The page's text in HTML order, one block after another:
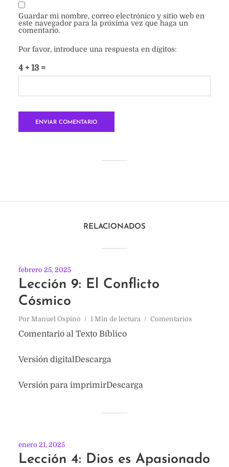
Guardar mi nombre, correo electrónico y sitio web en
este navegador para la próxima vez que haga un
comentario.
Por favor, introduce una respuesta en dígitos:
4 + 13 =
RELACIONADOS
febrero 25, 2025
Lección 9: El Conflicto
Cósmico
Por Manuel Ospino 1 Min de lectura Comentarios
Comentario al Texto Bíblico
Versión digitalDescarga
Versión para imprimirDescarga
enero 21, 2025
Lección 4: Dios es Apasionado